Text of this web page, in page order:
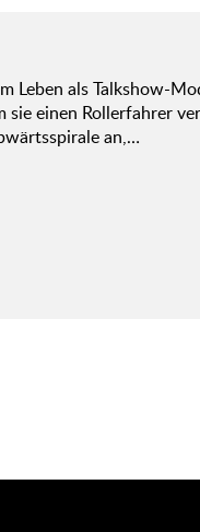
Leben als Talkshow-
einen Rollerfahrer
an,…